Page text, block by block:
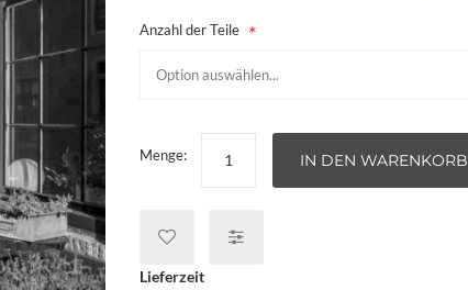
Anzahl der Teile
Menge: IN DEN WARENKORB
Lieferzeit